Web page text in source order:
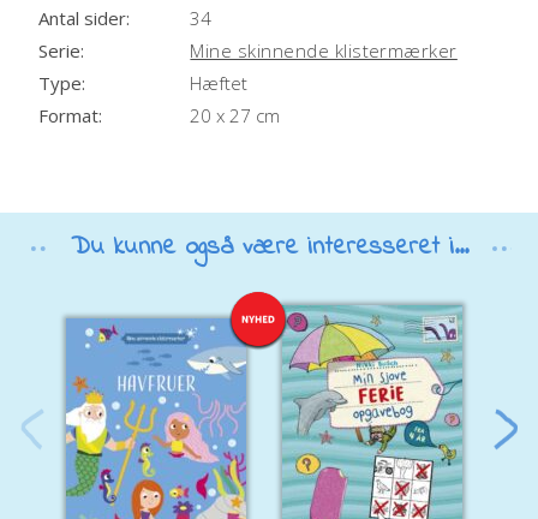
Antal sider:
34
Serie:
Mine skinnende klistermærker
Type:
Hæftet
Format:
20 x 27 cm
Du kunne også være interesseret i...